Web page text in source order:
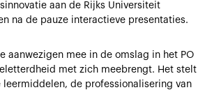
aan de Rijks Universiteit
na de pauze interactieve presentaties.
aanwezigen mee in de omslag in het PO
met zich meebrengt. Het stelt
leermiddelen, de professionalisering van